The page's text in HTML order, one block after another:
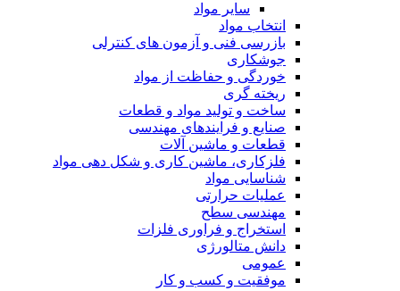
سایر مواد
انتخاب مواد
بازرسی فنی و آزمون های کنترلی
جوشکاری
خوردگی و حفاظت از مواد
ریخته گری
ساخت و تولید مواد و قطعات
صنایع و فرایندهای مهندسی
قطعات و ماشین آلات
فلزکاری، ماشین کاری و شکل دهی مواد
شناسایی مواد
عملیات حرارتی
مهندسی سطح
استخراج و فراوری فلزات
دانش متالورژی
عمومی
موفقیت و کسب و کار